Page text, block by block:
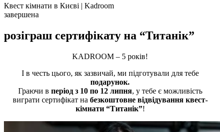
Квест кімнати в Києві | Kadroom
завершена
розіграш сертифікату на “Титанік”
KADROOM – 5 років!
І в честь цього, як зазвичай, ми підготували для тебе
подарунок.
Граючи в період з 10 по 12 липня, у тебе є можливість
виграти сертифікат на безкоштовне відвідування квест-
кімнати “Титанік”!